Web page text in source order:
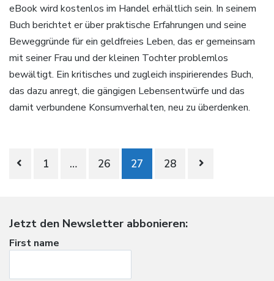
eBook wird kostenlos im Handel erhältlich sein. In seinem
Buch berichtet er über praktische Erfahrungen und seine
Beweggründe für ein geldfreies Leben, das er gemeinsam
mit seiner Frau und der kleinen Tochter problemlos
bewältigt. Ein kritisches und zugleich inspirierendes Buch,
das dazu anregt, die gängigen Lebensentwürfe und das
damit verbundene Konsumverhalten, neu zu überdenken.
Beitragsnavigation
1 … 26 27 28
Jetzt den Newsletter abbonieren:
First name